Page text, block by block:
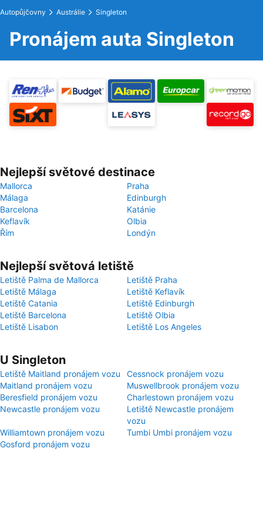
Autopůjčovny Austrálie Singleton
Pronájem auta Singleton
Nejlepší světové destinace
Mallorca
Praha
Málaga
Edinburgh
Barcelona
Katánie
Keflavík
Olbia
Řím
Londýn
Nejlepší světová letiště
Letiště Palma de Mallorca
Letiště Praha
Letiště Málaga
Letiště Keflavík
Letiště Catania
Letiště Edinburgh
Letiště Barcelona
Letiště Olbia
Letiště Lisabon
Letiště Los Angeles
U Singleton
Letiště Maitland pronájem vozu
Cessnock pronájem vozu
Maitland pronájem vozu
Muswellbrook pronájem vozu
Beresfield pronájem vozu
Charlestown pronájem vozu
Newcastle pronájem vozu
Letiště Newcastle pronájem
vozu
Williamtown pronájem vozu
Tumbi Umbi pronájem vozu
Gosford pronájem vozu